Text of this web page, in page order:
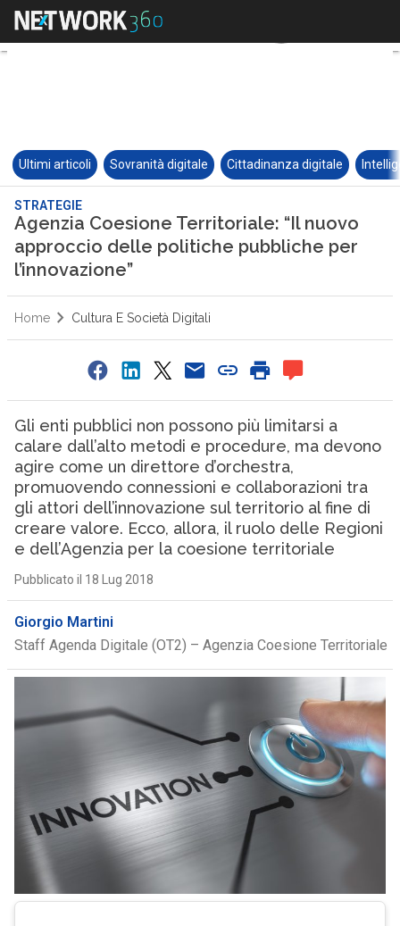
Ultimi articoli Sovranità digitale Cittadinanza digitale
STRATEGIE
Agenzia Coesione Territoriale: “Il nuovo
approccio delle politiche pubbliche per
l’innovazione”
Home Cultura E Società Digitali
Gli enti pubblici non possono più limitarsi a
calare dall’alto metodi e procedure, ma devono
agire come un direttore d’orchestra,
promuovendo connessioni e collaborazioni tra
gli attori dell’innovazione sul territorio al fine di
creare valore. Ecco, allora, il ruolo delle Regioni
e dell’Agenzia per la coesione territoriale
Pubblicato il 18 Lug 2018
Giorgio Martini
Staff Agenda Digitale (OT2) – Agenzia Coesione Territoriale